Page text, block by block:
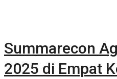
Summarecon
2025 di Empat